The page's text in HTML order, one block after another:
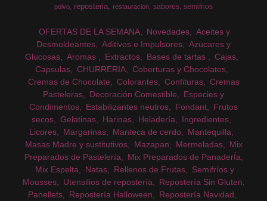
polvo
reposteria restauracion sabores semifrios
OFERTAS DE LA SEMANA Novedades
Aceites y
Desmoldeantes
Aditivos e Impulsores
Azucares y
Glucosas
Aromas Extractos Bases de tartas
Cajas
Capsulas
CHURRERIA
Coberturas y Chocolates
Cremas de Chocolate
Colorantes Confituras
Cremas
Pasteleras
Decoración Comestible
Especies y
Condimentos
Estabilizantes neutros Fondant
Frutos
secos
Gelatinas Harinas Heladería
Ingredientes
Licores
Margarinas Manteca de cerdo
Mantequilla
Masas Madre y sustitutivos
Mazapan Mermeladas
Mix
Preparados de Pastelería
Mix Preparados de PanaderÍa
Mix Espelta
Natas Rellenos de Frutas
Semifríos y
Mousses
Utensilios de repostería
Repostería Sin Gluten
Panellets
Repostería Halloween
Repostería Navidad